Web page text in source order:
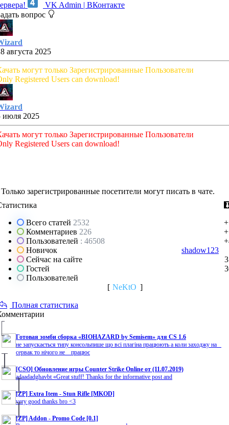
VK Admin | ВКонтакте
вопрос
августа 2025
могут только Зарегистрированные Пользователи
Registered Users can download!
июля 2025
могут только Зарегистрированные Пользователи
Registered Users can download!
Только зарегистрированные посетители могут писать в чате.
Всего статей 2532
Комментариев 226
Пользователей : 46508
Новичок
shadow123
Сейчас на сайте
Гостей
Пользователей
[ NeKtO ]
Полная статистика
Готовая зомби сборка «BIOHAZARD by Semisem» для CS 1.6
не запускається типу консольпише що всі плагіна працюють а коли заходжу на
сервак то нічого не працює
[CSO] Обновление игры Counter Strike Online от (11.07.2019)
adaadadghavbt «Great stuff! Thanks for the informative post and
[ZP] Extra Item - Stun Rifle [MKOD]
very good thanks bro <3
[ZP] Addon - Promo Code [0.1]